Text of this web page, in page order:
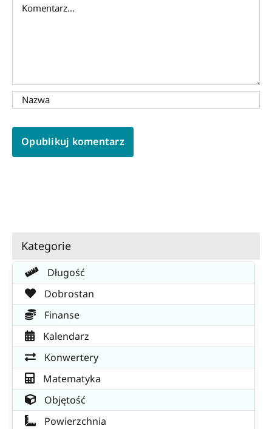
Kategorie
Długość
Dobrostan
Finanse
Kalendarz
Konwertery
Matematyka
Objętość
Powierzchnia